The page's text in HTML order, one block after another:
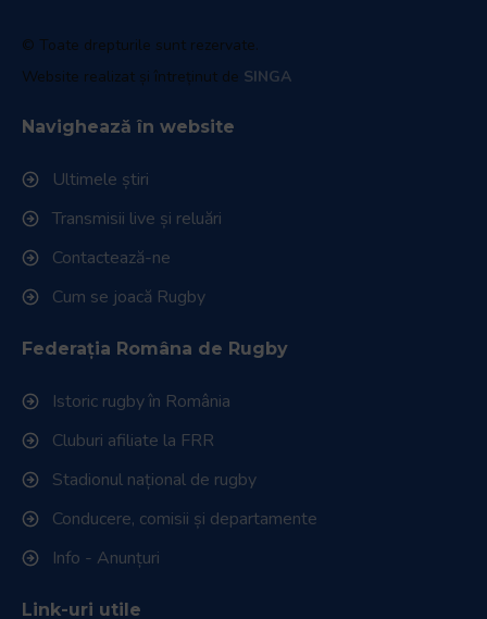
© Toate drepturile sunt rezervate.
Website realizat și întreținut de SINGA
Navighează în website
Ultimele știri
Transmisii live și reluări
Contactează-ne
Cum se joacă Rugby
Federația Româna de Rugby
Istoric rugby în România
Cluburi afiliate la FRR
Stadionul național de rugby
Conducere, comisii și departamente
Info - Anunțuri
Link-uri utile